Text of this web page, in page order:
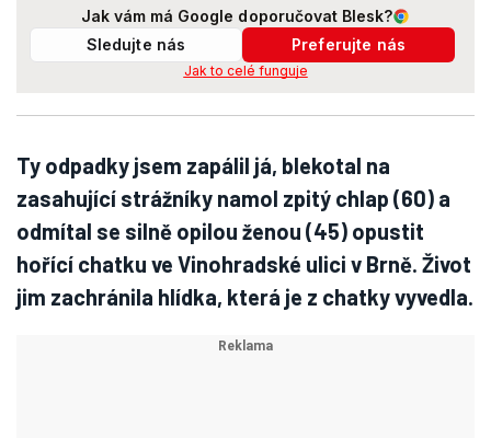
Jak vám má Google doporučovat Blesk?
Sledujte nás
Preferujte nás
Jak to celé funguje
Ty odpadky jsem zapálil já, blekotal na
zasahující strážníky namol zpitý chlap (60) a
odmítal se silně opilou ženou (45) opustit
hořící chatku ve Vinohradské ulici v Brně. Život
jim zachránila hlídka, která je z chatky vyvedla.